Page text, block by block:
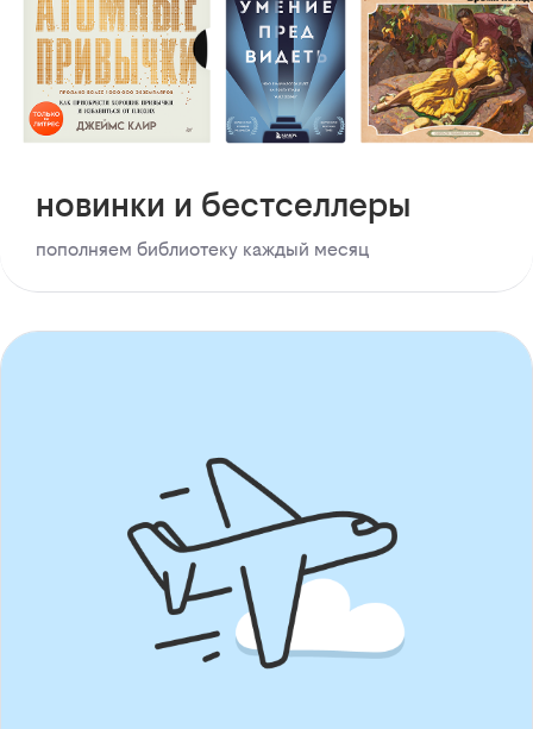
новинки и бестселлеры
пополняем библиотеку каждый месяц